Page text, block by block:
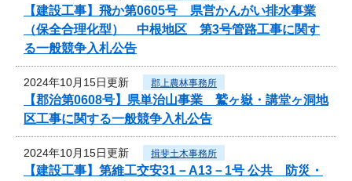
【建設工事】飛か第0605号 県営かんがい排水事業
（保全合理化型） 中根地区 第3号管路工事に関す
る一般競争入札公告
2024年10月15日更新 郡上農林事務所
【郡治第0608号】県単治山事業 鷲ヶ嶽・講堂ヶ洞地
区工事に関する一般競争入札公告
2024年10月15日更新 揖斐土木事務所
【建設工事】第維工交安31－A13－1号 公共 防災・